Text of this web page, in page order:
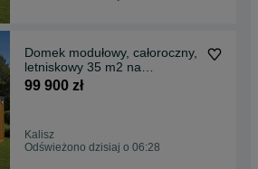
Domek modułowy, całoroczny,
letniskowy 35 m2 na
zgłoszenie Wyposażony pod
99 900 zł
Kalisz
Odświeżono dzisiaj o 06:28